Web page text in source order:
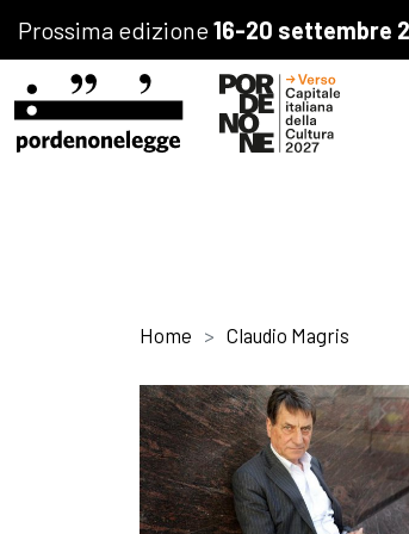
Prossima edizione16-20 settembre
Home Claudio Magris